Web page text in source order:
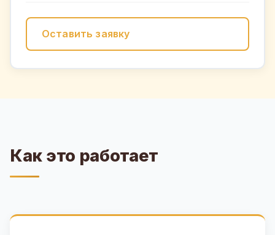
Оставить заявку
Как это работает